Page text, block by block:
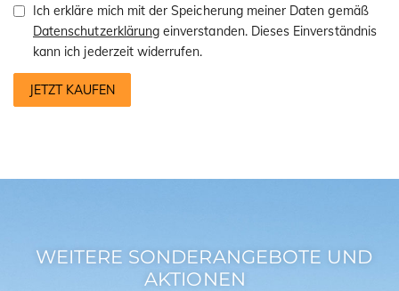
Ich erkläre mich mit der Speicherung meiner Daten gemäß
Datenschutzerklärung einverstanden. Dieses Einverständnis
kann ich jederzeit widerrufen.
JETZT KAUFEN
WEITERE SONDERANGEBOTE UND
AKTIONEN